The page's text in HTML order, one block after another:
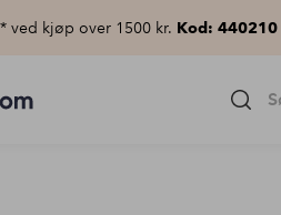
ved kjøp over 1500 kr. Kod: 440210